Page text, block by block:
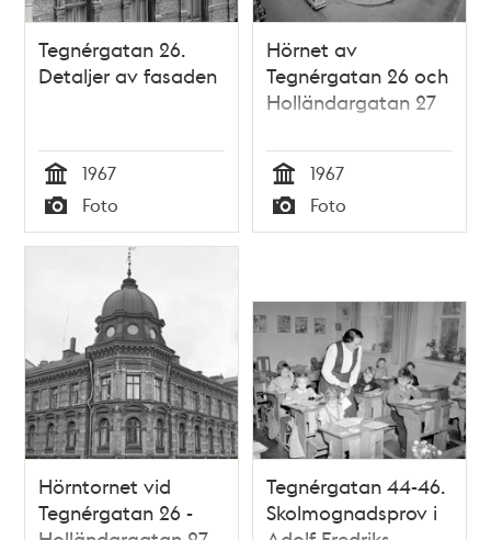
Tegnérgatan 26.
Detaljer av fasaden
Tid
1967
Typ
Foto
Hörnet av
Tegnérgatan 26 och
Holländargatan 27
Tid
1967
Typ
Foto
Hörntornet vid
Tegnérgatan 26 -
Tegnérgatan 44-46.
Skolmognadsprov i